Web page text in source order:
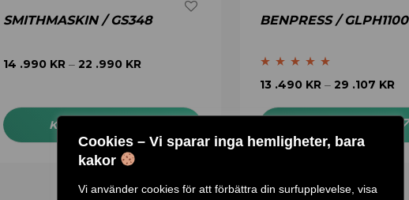
Cookies – Vi sparar inga hemligheter, bara
kakor
Vi använder cookies för att förbättra din surfupplevelse, visa
SMITHMASKIN / GS348
14 .990 KR– 22 .990 KR
KÖP PRODUKT
BENPRESS / GLPH1100
Betygsatt 4.83
13 .490 KR– 29 .107 KR